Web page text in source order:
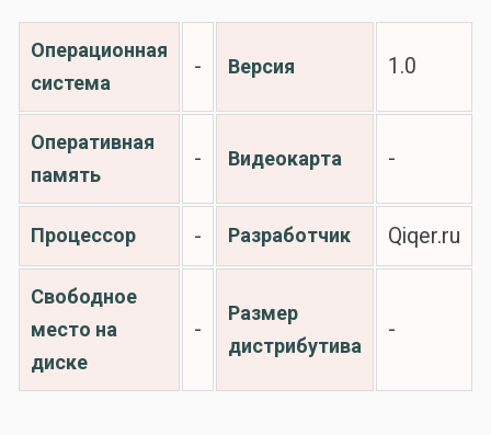
Операционная
система
- Версия 1.0
Оперативная
память
- Видеокарта -
Процессор - Разработчик Qiqer.ru
Свободное
место на
диске
-
Размер
дистрибутива
-